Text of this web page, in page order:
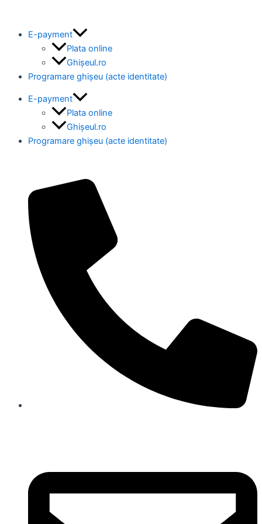
contentE-payment
Plata online
Ghișeul.ro
Programare ghișeu (acte identitate)
E-payment
Plata online
Ghișeul.ro
Programare ghișeu (acte identitate)